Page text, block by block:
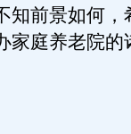
知前景如何，
家庭养老院的